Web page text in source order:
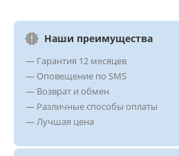
Наши преимущества
— Гарантия 12 месяцев
— Оповещение по SMS
— Возврат и обмен
— Различные способы оплаты
— Лучшая цена